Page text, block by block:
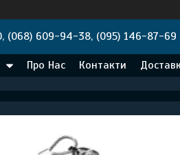
(068) 609-94-38, (095) 146-87-69
Про Нас Контакти